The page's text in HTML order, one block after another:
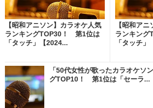
【昭和アニソン】カラオケ人気
ランキングTOP30！ 第1位は
「タッチ」【2024...
【昭和ア
ランキン
「タッチ
「50代女性が歌ったカラオケソ
グTOP10！ 第1位は「セーラ...